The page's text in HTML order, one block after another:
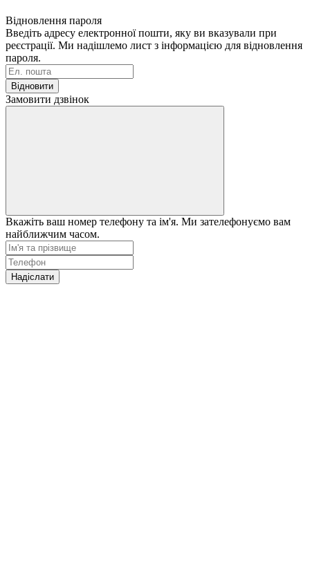
Відновлення пароля
Введіть адресу електронної пошти, яку ви вказували при
реєстрації. Ми надішлемо лист з інформацією для відновлення
пароля.
Відновити
Замовити дзвінок
Вкажіть ваш номер телефону та ім'я. Ми зателефонуємо вам
найближчим часом.
Надіслати